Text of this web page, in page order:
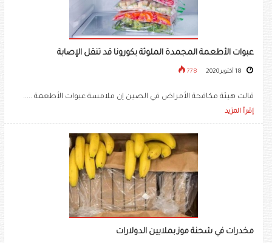
عبوات الأطعمة المجمدة الملوثة بكورونا قد تنقل الإصابة
778
قالت هيئة مكافحة الأمراض في الصين إن ملامسة عبوات الأطعمة .....
إقرأ المزيد
مخدرات في شحنة موز بملايين الدولارات